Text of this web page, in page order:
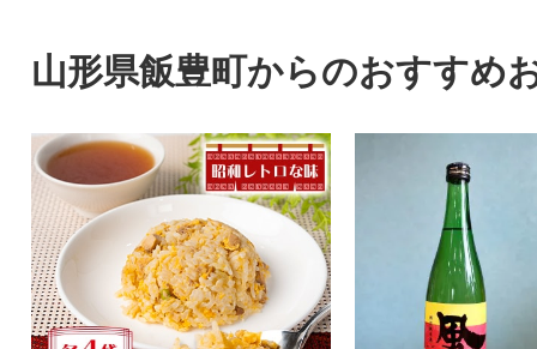
山形県飯豊町からのおすすめ